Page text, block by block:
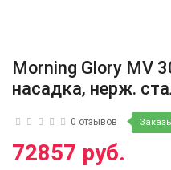
Morning Glory MV
насадка, нерж.
0 отзывов
72857 руб.